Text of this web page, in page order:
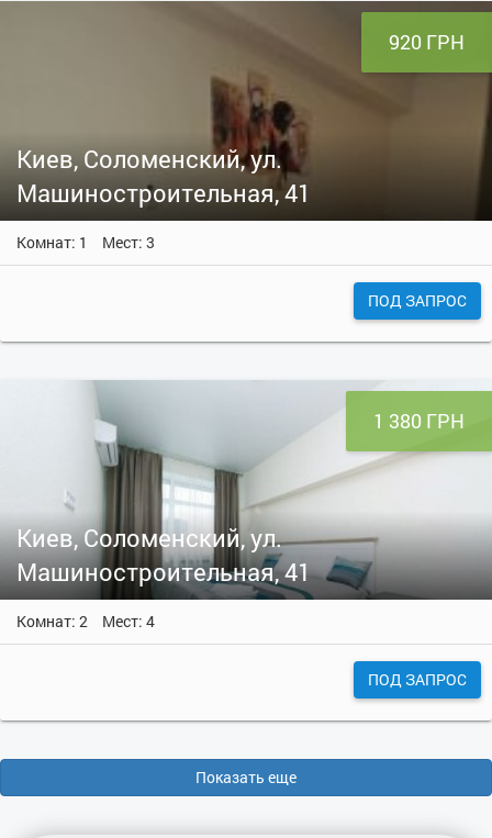
920 ГРН
Киев, Соломенский, ул.
Машиностроительная, 41
Комнат: 1 Мест: 3
ПОД ЗАПРОС
1 380 ГРН
Киев, Соломенский, ул.
Машиностроительная, 41
Комнат: 2 Мест: 4
ПОД ЗАПРОС
Показать еще